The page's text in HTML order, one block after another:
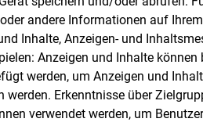
andere Informationen auf
Inhalte, Anzeigen- und
Anzeigen und Inhalte
werden, um Anzeigen und
werden. Erkenntnisse über
verwendet werden, um
der Dimension der
Landesregierung diese Frage neu
Die Bürgschaften sollen gezielt
wo Projekte aufgrund von
ins Stocken geraten.
zielt darauf ab,